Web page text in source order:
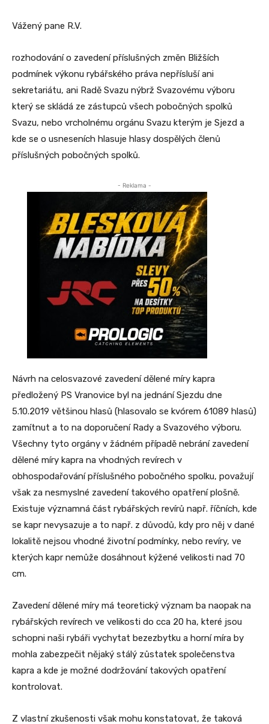
Vážený pane R.V.
rozhodování o zavedení příslušných změn Bližších
podmínek výkonu rybářského práva nepřísluší ani
sekretariátu, ani Radě Svazu nýbrž Svazovému výboru
který se skládá ze zástupců všech pobočných spolků
Svazu, nebo vrcholnému orgánu Svazu kterým je Sjezd a
kde se o usneseních hlasuje hlasy dospělých členů
příslušných pobočných spolků.
- Reklama -
Návrh na celosvazové zavedení dělené míry kapra
předložený PS Vranovice byl na jednání Sjezdu dne
5.10.2019 většinou hlasů (hlasovalo se kvórem 61089 hlasů)
zamítnut a to na doporučení Rady a Svazového výboru.
Všechny tyto orgány v žádném případě nebrání zavedení
dělené míry kapra na vhodných revírech v
obhospodařování příslušného pobočného spolku, považují
však za nesmyslné zavedení takového opatření plošně.
Existuje významná část rybářských revírů např. říčních, kde
se kapr nevysazuje a to např. z důvodů, kdy pro něj v dané
lokalitě nejsou vhodné životní podmínky, nebo revíry, ve
kterých kapr nemůže dosáhnout kýžené velikosti nad 70
cm.
Zavedení dělené míry má teoretický význam ba naopak na
rybářských revírech ve velikosti do cca 20 ha, které jsou
schopni naši rybáři vychytat bezezbytku a horní míra by
mohla zabezpečit nějaký stálý zůstatek společenstva
kapra a kde je možné dodržování takových opatření
kontrolovat.
Z vlastní zkušenosti však mohu konstatovat, že taková